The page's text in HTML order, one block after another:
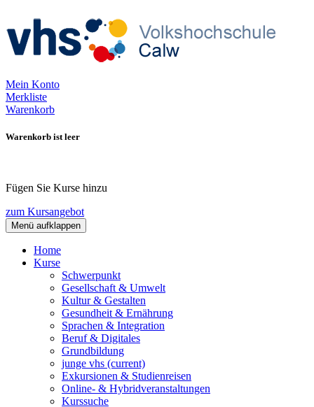
Mein Konto
Merkliste
Warenkorb
Warenkorb ist leer
Fügen Sie Kurse hinzu
zum Kursangebot
Menü aufklappen
Home
Kurse
Schwerpunkt
Gesellschaft & Umwelt
Kultur & Gestalten
Gesundheit & Ernährung
Sprachen & Integration
Beruf & Digitales
Grundbildung
junge vhs (current)
Exkursionen & Studienreisen
Online- & Hybridveranstaltungen
Kurssuche